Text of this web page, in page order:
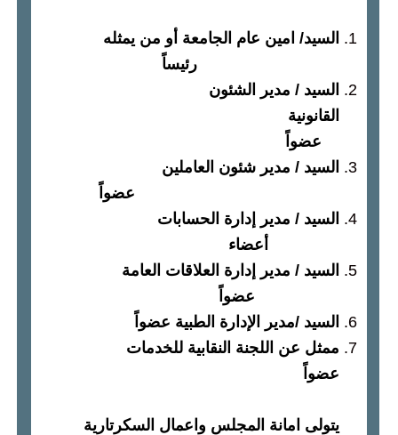
السيد امين عام الجامعة أو من يمثله
السيد /مدير الشئون
القانونية
عضواً
السيد /مدير شئون العاملين
السيد /مدير إدارة الحسابات
السيد /مدير إدارة العلاقات العامة
السيد مدير الإدارة الطبية عضواً
ممثل عن اللجنة النقابية للخدمات
يتولى امانة المجلس واعمال السكرتارية